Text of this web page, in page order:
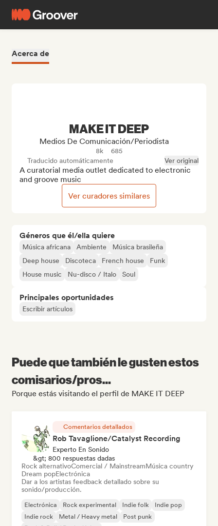
Acerca de
Géneros que él/ella quiere
Música africana Ambiente
Música brasileña
Deep house
Discoteca French house
Funk
House music
Nu-disco / Italo Soul
Principales oportunidades
Escribir artículos
MAKE IT DEEP
Medios De Comunicación/Periodista
8k
685
Traducido automáticamente
Ver original
A curatorial media outlet dedicated to electronic
and groove music
Ver curadores similares
Puede que también le gusten estos
comisarios/pros...
Porque estás visitando el perfil de MAKE IT DEEP
Comentarios detallados
Rob Tavaglione/Catalyst Recording
Experto En Sonido
&gt; 800 respuestas dadas
Rock alternativoComercial / MainstreamMúsica country
Dream popElectrónica
Dar a los artistas feedback detallado sobre su
sonido/producción.
Electrónica Rock experimental Indie folk
Indie pop
Indie rock
Metal / Heavy metal
Post punk